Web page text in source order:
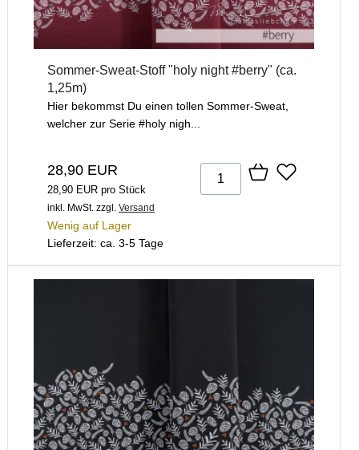
Sommer-Sweat-Stoff "holy night #berry" (ca.
1,25m)
Hier bekommst Du einen tollen Sommer-Sweat,
welcher zur Serie #holy nigh...
28,90 EUR
28,90 EUR pro Stück
inkl. MwSt. zzgl. Versand
Wenig auf Lager
Lieferzeit: ca. 3-5 Tage